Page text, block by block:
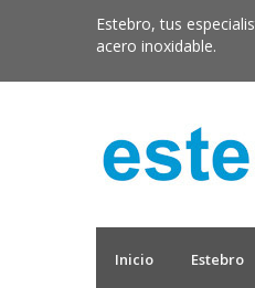
Estebro, tus
acero inoxidable.
Inicio Estebro